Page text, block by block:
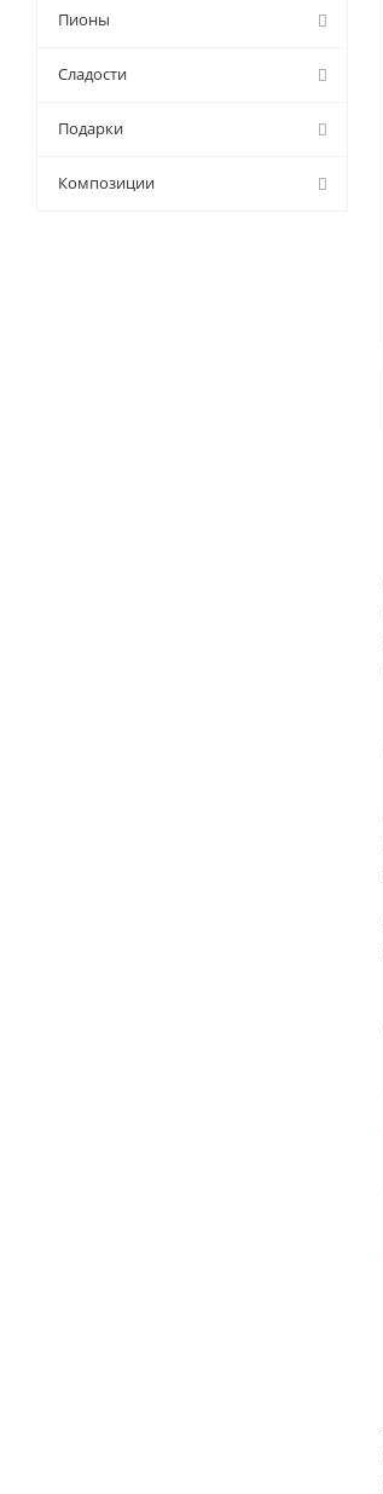
Пионы
Сладости
Подарки
Композиции